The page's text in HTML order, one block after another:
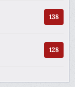
138
128